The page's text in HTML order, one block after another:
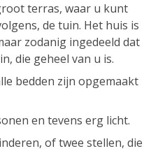
terras, waar u kunt
de tuin. Het huis is
zodanig ingedeeld dat
die geheel van u is.
bedden zijn opgemaakt
en tevens erg licht.
of twee stellen, die